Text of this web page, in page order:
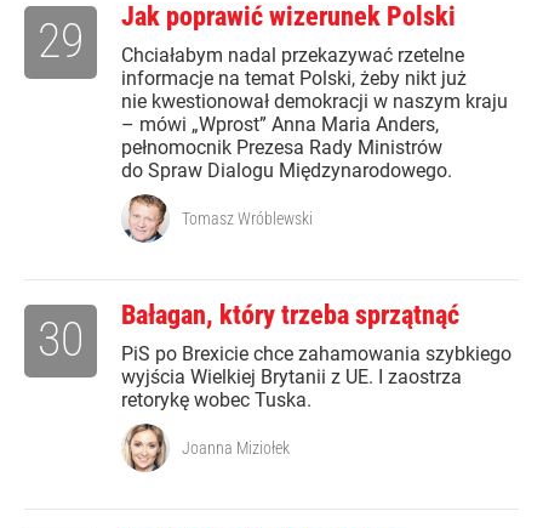
Jak poprawić wizerunek Polski
Chciałabym nadal przekazywać rzetelne
informacje na temat Polski, żeby nikt już
nie kwestionował demokracji w naszym kraju
– mówi „Wprost” Anna Maria Anders,
pełnomocnik Prezesa Rady Ministrów
do Spraw Dialogu Międzynarodowego.
29
Tomasz Wróblewski
Bałagan, który trzeba sprzątnąć
PiS po Brexicie chce zahamowania szybkiego
wyjścia Wielkiej Brytanii z UE. I zaostrza
retorykę wobec Tuska.
30
Joanna Miziołek